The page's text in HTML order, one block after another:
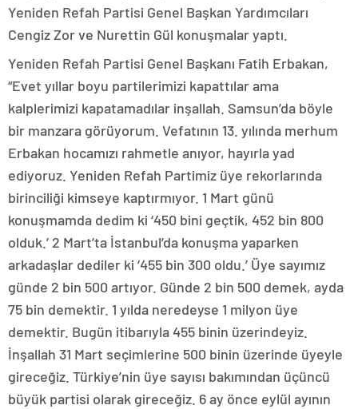
Yeniden Refah Partisi Genel Başkan Yardımcıları
Cengiz Zor ve Nurettin Gül konuşmalar yaptı.
Yeniden Refah Partisi Genel Başkanı Fatih Erbakan,
“Evet yıllar boyu partilerimizi kapattılar ama
kalplerimizi kapatamadılar inşallah. Samsun’da böyle
bir manzara görüyorum. Vefatının 13. yılında merhum
Erbakan hocamızı rahmetle anıyor, hayırla yad
ediyoruz. Yeniden Refah Partimiz üye rekorlarında
birinciliği kimseye kaptırmıyor. 1 Mart günü
konuşmamda dedim ki ‘450 bini geçtik, 452 bin 800
olduk.’ 2 Mart’ta İstanbul’da konuşma yaparken
arkadaşlar dediler ki ‘455 bin 300 oldu.’ Üye sayımız
günde 2 bin 500 artıyor. Günde 2 bin 500 demek, ayda
75 bin demektir. 1 yılda neredeyse 1 milyon üye
demektir. Bugün itibarıyla 455 binin üzerindeyiz.
İnşallah 31 Mart seçimlerine 500 binin üzerinde üyeyle
gireceğiz. Türkiye’nin üye sayısı bakımından üçüncü
büyük partisi olarak gireceğiz. 6 ay önce eylül ayının